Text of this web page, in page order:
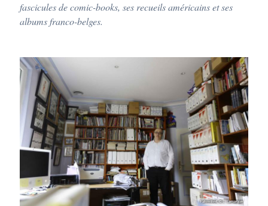
fascicules de comic-books, ses recueils américains et ses
albums franco-belges.